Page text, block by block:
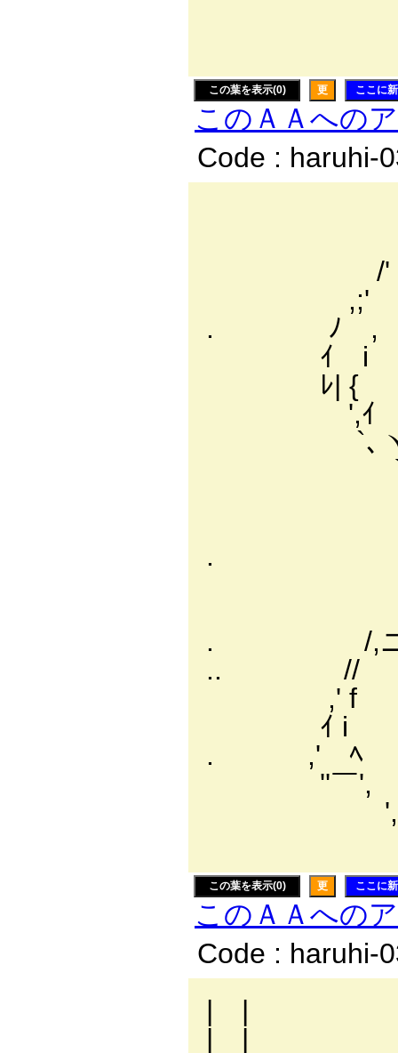
この葉を表示(0) 更 ここに
このＡＡへの
Code : haruhi-
/'
. ﾉ ,
ｲ i | i
ﾚ| { i |/
',ｲ i r+
`､ヽ r'ﾒ,
｀ﾊヾ
. ,y}`ヽ
. /,ニヾ`ヽ
.. // ` `＼
,' f ヽ
ｲ i /'
. ,' ﾍ ､ ﾊ
''￣', ', i
', ＼ ',
この葉を表示(0) 更 ここに
このＡＡへの
Code : haruhi-
| |
| | ／: :